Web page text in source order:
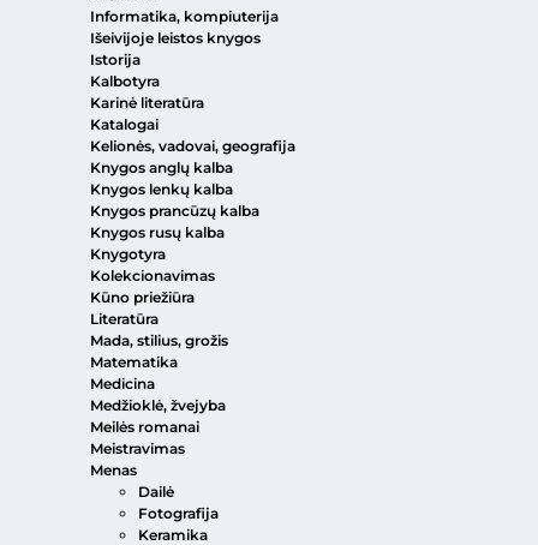
Informatika, kompiuterija
Išeivijoje leistos knygos
Istorija
Kalbotyra
Karinė literatūra
Katalogai
Kelionės, vadovai, geografija
Knygos anglų kalba
Knygos lenkų kalba
Knygos prancūzų kalba
Knygos rusų kalba
Knygotyra
Kolekcionavimas
Kūno priežiūra
Literatūra
Mada, stilius, grožis
Matematika
Medicina
Medžioklė, žvejyba
Meilės romanai
Meistravimas
Menas
Dailė
Fotografija
Keramika